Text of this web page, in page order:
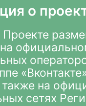
о
на
также на
сетях